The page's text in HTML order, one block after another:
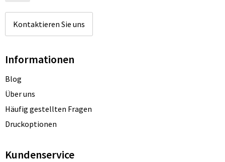
Kontaktieren Sie uns
Informationen
Blog
Über uns
Häufig gestellten Fragen
Druckoptionen
Kundenservice